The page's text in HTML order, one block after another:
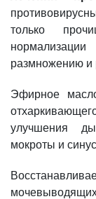
только
размножению и
Эфирное
улучшения
мокроты и